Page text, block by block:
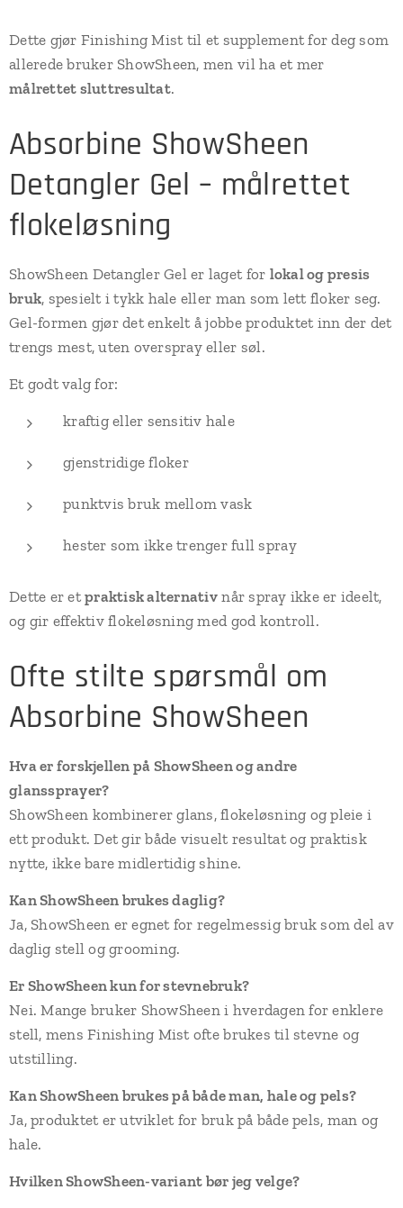
Dette gjør Finishing Mist til et supplement for deg som
allerede bruker ShowSheen, men vil ha et mer
målrettet sluttresultat.
Absorbine ShowSheen
Detangler Gel – målrettet
flokeløsning
ShowSheen Detangler Gel er laget for lokal og presis
bruk, spesielt i tykk hale eller man som lett floker seg.
Gel-formen gjør det enkelt å jobbe produktet inn der det
trengs mest, uten overspray eller søl.
Et godt valg for:
kraftig eller sensitiv hale
gjenstridige floker
punktvis bruk mellom vask
hester som ikke trenger full spray
Dette er etpraktisk alternativ når spray ikke er ideelt,
og gir effektiv flokeløsning med god kontroll.
Ofte stilte spørsmål om
Absorbine ShowSheen
Hva er forskjellen på ShowSheen og andre
glanssprayer?
ShowSheen kombinerer glans, flokeløsning og pleie i
ett produkt. Det gir både visuelt resultat og praktisk
nytte, ikke bare midlertidig shine.
Kan ShowSheen brukes daglig?
Ja, ShowSheen er egnet for regelmessig bruk som del av
daglig stell og grooming.
Er ShowSheen kun for stevnebruk?
Nei. Mange bruker ShowSheen i hverdagen for enklere
stell, mens Finishing Mist ofte brukes til stevne og
utstilling.
Kan ShowSheen brukes på både man, hale og pels?
Ja, produktet er utviklet for bruk på både pels, man og
hale.
Hvilken ShowSheen-variant bør jeg velge?